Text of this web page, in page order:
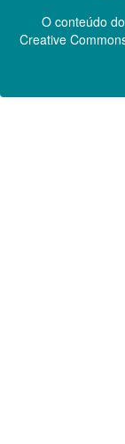
O conteúdo
Creative